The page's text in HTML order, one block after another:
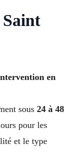
en
sous 24 à 48
pour les
et le type